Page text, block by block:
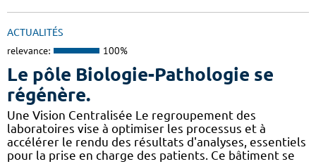
ACTUALITÉS
relevance: 100%
Le pôle Biologie-Pathologie se
régénère.
Une Vision Centralisée Le regroupement des
laboratoires vise à optimiser les processus et à
accélérer le rendu des résultats d'analyses, essentiels
pour la prise en charge des patients. Ce bâtiment se